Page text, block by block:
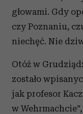
głowami. Gdy
czy Poznaniu,
niechęć. Nie
Otóż w
zostało
jak profesor
w